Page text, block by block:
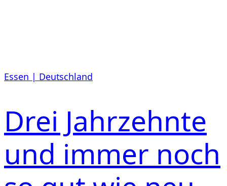
Essen | Deutschland
Drei Jahrzehnte
und immer noch